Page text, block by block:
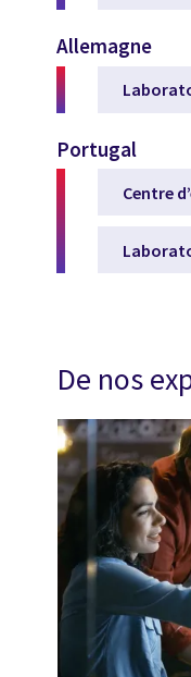
Allemagne
Portugal
Centre
De nos